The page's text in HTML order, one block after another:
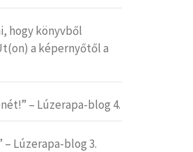
hogy könyvből
a képernyőtől a
– Lúzerapa-blog 4.
Lúzerapa-blog 3.